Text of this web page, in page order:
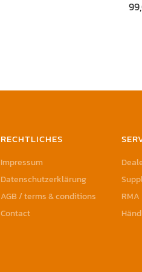
RECHTLICHES
Impressum
Datenschutzerklärung
AGB / terms & conditions
Contact
RMA